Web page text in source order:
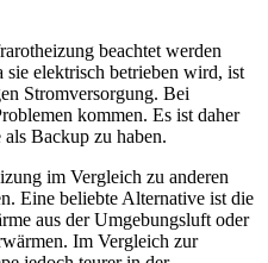
beachtet werden
elektrisch betrieben wird, ist
Stromversorgung. Bei
kommen. Es ist daher
Backup zu haben.
im Vergleich zu anderen
Eine beliebte Alternative ist die
aus der Umgebungsluft oder
Im Vergleich zur